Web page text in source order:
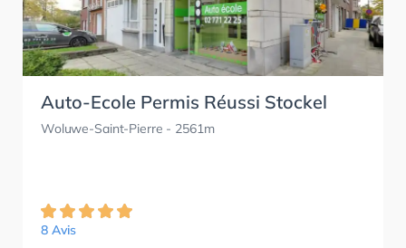
Auto-Ecole Permis Réussi Stockel
Woluwe-Saint-Pierre - 2561m
8 Avis